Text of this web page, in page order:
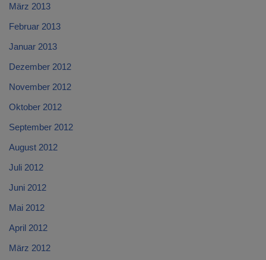
März 2013
Februar 2013
Januar 2013
Dezember 2012
November 2012
Oktober 2012
September 2012
August 2012
Juli 2012
Juni 2012
Mai 2012
April 2012
März 2012